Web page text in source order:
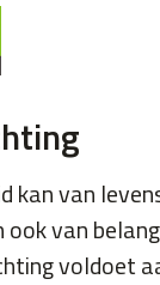
kan van
ook van
voldoet